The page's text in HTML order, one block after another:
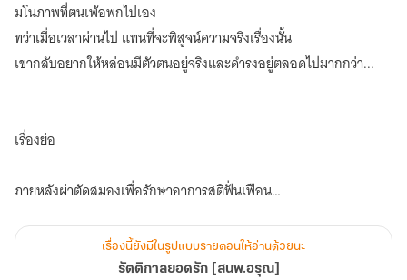
มโนภาพที่ตนเพ้อพกไปเอง
ทว่าเมื่อเวลาผ่านไป แทนที่จะพิสูจน์ความจริงเรื่องนั้น
เขากลับอยากให้หล่อนมีตัวตนอยู่จริงและดำรงอยู่ตลอดไปมากกว่า...
เรื่องย่อ
ภายหลังผ่าตัดสมองเพื่อรักษาอาการสติฟั่นเฟือน
ก็เริ่มมองเห็น ‘บางอย่าง’ ที่คนทั่วไปมองไม่เห็น
เพื่อศึกษาให้กระจ่าง ชายหนุ่มจึงไปเก็บตัวอยู่ในวังร้างยามค่ำคืน
เรื่องนี้ยังมีในรูปแบบรายตอนให้อ่านด้วยนะ
รัตติกาลยอดรัก [สนพ.อรุณ]